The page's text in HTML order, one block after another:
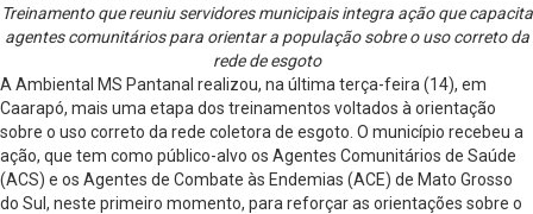
Treinamento que reuniu servidores municipais integra ação que capacita
agentes comunitários para orientar a população sobre o uso correto da
rede de esgoto
A Ambiental MS Pantanal realizou, na última terça-feira (14), em
Caarapó, mais uma etapa dos treinamentos voltados à orientação
sobre o uso correto da rede coletora de esgoto. O município recebeu a
ação, que tem como público-alvo os Agentes Comunitários de Saúde
(ACS) e os Agentes de Combate às Endemias (ACE) de Mato Grosso
do Sul, neste primeiro momento, para reforçar as orientações sobre o